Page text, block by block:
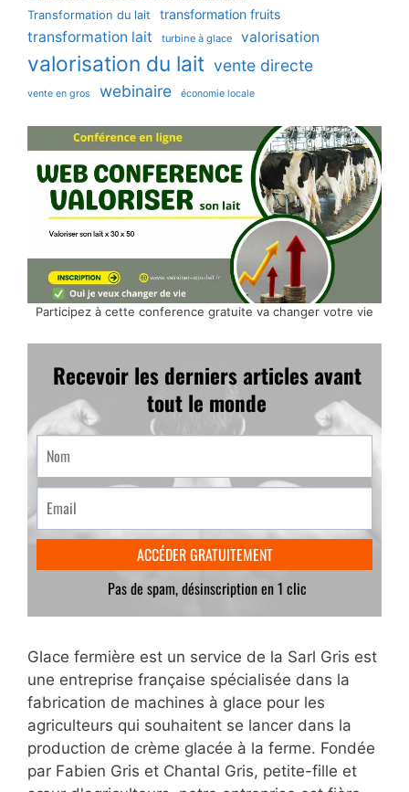
Transformation du lait transformation fruits
transformation lait turbine à glace valorisation
valorisation du lait vente directe
vente en gros webinaire économie locale
Participez à cette conference gratuite va changer votre vie
Glace fermière est un service de la Sarl Gris est
une entreprise française spécialisée dans la
fabrication de machines à glace pour les
agriculteurs qui souhaitent se lancer dans la
production de crème glacée à la ferme. Fondée
par Fabien Gris et Chantal Gris, petite-fille et